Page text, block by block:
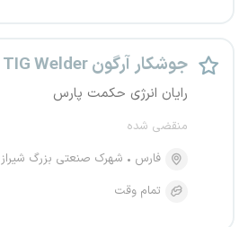
جوشکار آرگون TIG Welder
رایان انرژی حکمت پارس
منقضی شده
فارس
شهرک صنعتی بزرگ شیراز
تمام وقت